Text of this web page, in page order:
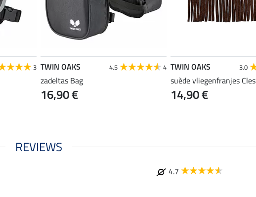
3 TWIN OAKS 4.5 4
zadeltas Bag
16,90 €
TWIN OAKS 3.0
suède vliegenfranjes Cles
14,90 €
REVIEWS
4.7